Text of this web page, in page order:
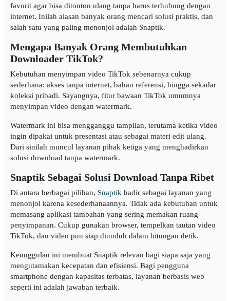
favorit agar bisa ditonton ulang tanpa harus terhubung dengan
internet. Inilah alasan banyak orang mencari solusi praktis, dan
salah satu yang paling menonjol adalah Snaptik.
Mengapa Banyak Orang Membutuhkan
Downloader TikTok?
Kebutuhan menyimpan video TikTok sebenarnya cukup
sederhana: akses tanpa internet, bahan referensi, hingga sekadar
koleksi pribadi. Sayangnya, fitur bawaan TikTok umumnya
menyimpan video dengan watermark.
Watermark ini bisa mengganggu tampilan, terutama ketika video
ingin dipakai untuk presentasi atau sebagai materi edit ulang.
Dari sinilah muncul layanan pihak ketiga yang menghadirkan
solusi download tanpa watermark.
Snaptik Sebagai Solusi Download Tanpa Ribet
Di antara berbagai pilihan, Snaptik hadir sebagai layanan yang
menonjol karena kesederhanaannya. Tidak ada kebutuhan untuk
memasang aplikasi tambahan yang sering memakan ruang
penyimpanan. Cukup gunakan browser, tempelkan tautan video
TikTok, dan video pun siap diunduh dalam hitungan detik.
Keunggulan ini membuat Snaptik relevan bagi siapa saja yang
mengutamakan kecepatan dan efisiensi. Bagi pengguna
smartphone dengan kapasitas terbatas, layanan berbasis web
seperti ini adalah jawaban terbaik.